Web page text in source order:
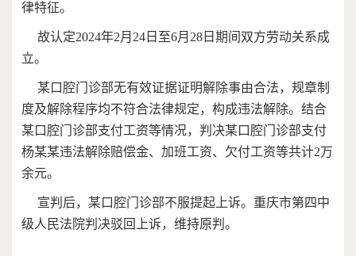
律特征。
故认定2024年2月24日至6月28日期间双方劳动关系成
立。
某口腔门诊部无有效证据证明解除事由合法，规章制
度及解除程序均不符合法律规定，构成违法解除。结合
某口腔门诊部支付工资等情况，判决某口腔门诊部支付
杨某某违法解除赔偿金、加班工资、欠付工资等共计2万
余元。
宣判后，某口腔门诊部不服提起上诉。重庆市第四中
级人民法院判决驳回上诉，维持原判。